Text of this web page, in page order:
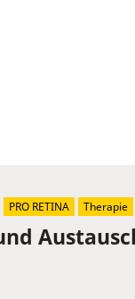
PRO RETINA Therapie